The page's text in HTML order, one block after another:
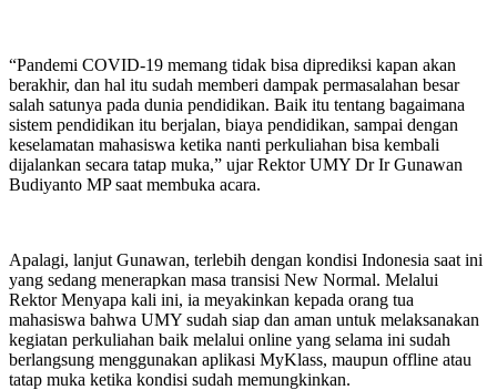
“Pandemi COVID-19 memang tidak bisa diprediksi kapan akan
berakhir, dan hal itu sudah memberi dampak permasalahan besar
salah satunya pada dunia pendidikan. Baik itu tentang bagaimana
sistem pendidikan itu berjalan, biaya pendidikan, sampai dengan
keselamatan mahasiswa ketika nanti perkuliahan bisa kembali
dijalankan secara tatap muka,” ujar Rektor UMY Dr Ir Gunawan
Budiyanto MP saat membuka acara.
Apalagi, lanjut Gunawan, terlebih dengan kondisi Indonesia saat ini
yang sedang menerapkan masa transisi New Normal. Melalui
Rektor Menyapa kali ini, ia meyakinkan kepada orang tua
mahasiswa bahwa UMY sudah siap dan aman untuk melaksanakan
kegiatan perkuliahan baik melalui online yang selama ini sudah
berlangsung menggunakan aplikasi MyKlass, maupun offline atau
tatap muka ketika kondisi sudah memungkinkan.